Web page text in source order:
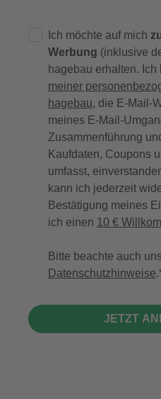
Ich möchte auf mich
Werbung (inklusive
hagebau erhalten. Ich
meiner
hagebau, die E-Mail-
meines E-Mail-
Zusammenführung
Kaufdaten, Coupons
umfasst,
kann ich jederzeit
Bestätigung meines
ich einen 10 €
Bitte beachte auch
Datenschutzhinweise.
JETZT